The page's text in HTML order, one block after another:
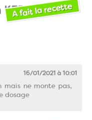
A fait la recette
16/01/2021 à 10:01
ne monte pas,
dosage